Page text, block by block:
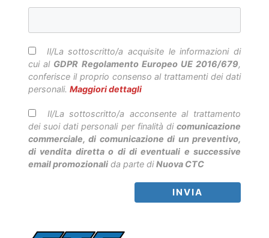
Il/La sottoscritto/a acquisite le informazioni di
cui al GDPR Regolamento Europeo UE 2016/679,
conferisce il proprio consenso al trattamenti dei dati
personali. Maggiori dettagli
Il/La sottoscritto/a acconsente al trattamento
dei suoi dati personali per finalità dicomunicazione
commerciale, di comunicazione di un preventivo,
di vendita diretta o di di eventuali e successive
email promozionalida parte diNuova CTC